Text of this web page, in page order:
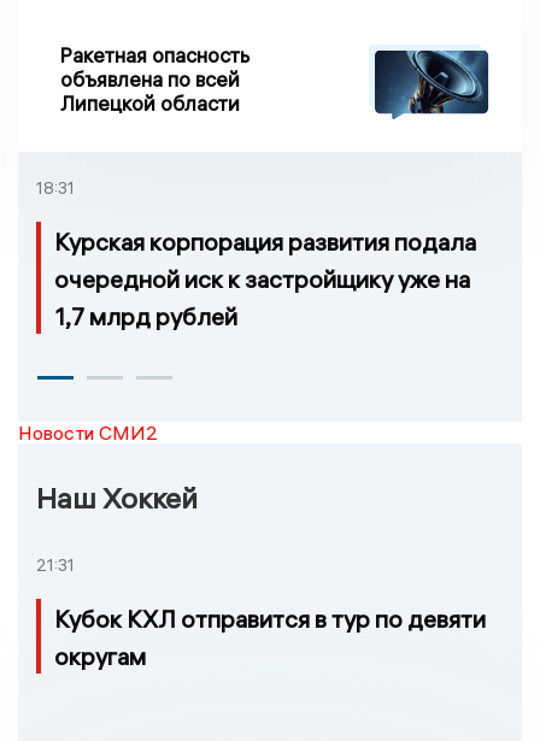
Ракетная опасность
объявлена по всей
Липецкой области
18:31
Курская корпорация развития подала
очередной иск к застройщику уже на
1,7 млрд рублей
Новости СМИ2
Наш Хоккей
21:31
Кубок КХЛ отправится в тур по девяти
округам